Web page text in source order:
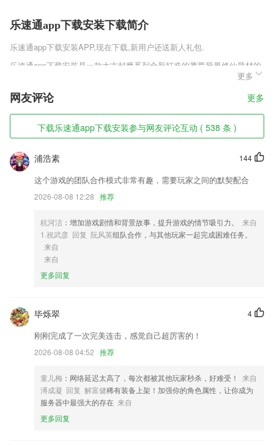
乐速通app下载安装下载简介
乐速通app下载安装APP,现在下载,新用户还送新人礼包.
乐速通app下载安装是一款太古封魔系列全新打造的莽荒异界修仙题材的
竞技类RPG手游，不同的仙法宝器任你自由锻造进阶，邀约不同的仙友
一起征战剑舞苍穹，同时你可以成为万人瞩目的仙盟王者，奇幻鬼神故事
等你来指尖演绎，一切都是从熟悉的封魔之地开始厮杀乱斗，快来创造巅
峰的仙侠传奇!
乐速通app下载安装软件特色
1,【聚焦收藏最佳图片】
2,3：微博、微信社交平台实时互动，提供全维度客户服务
3,国内首推家庭医生，一对一提供疾病、用药、营养、心理等健康服务，
免重复描述问题！
4,无人机驾驶员题库新增搜题功能,无人机驾驶员考试中的疑问一搜便知,
更支持语音和拍照搜题。
5,一直听，听见未来
6,商户每日收款账目实时更新，随时随地查账，每笔账户都有记录，账目
信息精确到分钟。
1.·同步教材：同步教材内容，在app中可以快速的查看教材信息
2.用幼儿喜欢的游戏方式，让孩子主动思考的同时又对后面的学习充满好
奇，时刻保证孩子的学习兴趣。
3.根据综合专业评价结果、评分、排名、分数预测模式，根据人工智能计
算法实现智能志愿者的推荐，让考生进入最好的大学，学习最适合自己的
4.·班级信息可通过社交网络与免费短信分享，一键邀请入班
更多
网友评论 更多
下载乐速通app下载安装参与网友评论互动 ( 538 条 )
144
浦浩素
这个游戏的团队合作模式非常有趣，需要玩家之间的默契配合
2026-08-08 12:28 推荐
杭河洁 ：增加游戏剧情和背景故事，提升游戏的情节吸引力。
来自
1.祝武彦 回复 阮风英组队合作，与其他玩家一起完成困难任务。
来自
来自
更多回复
4
毕烁翠
刚刚完成了一次完美连击，感觉自己超厉害的！
2026-08-08 04:52 推荐
童儿梅 ：网络延迟太高了，每次都被其他玩家秒杀，好难受！
来自
溥成凝 回复 解富健稀有装备上架！加强你的角色属性，让你成为
服务器中最强大的存在 来自
更多回复